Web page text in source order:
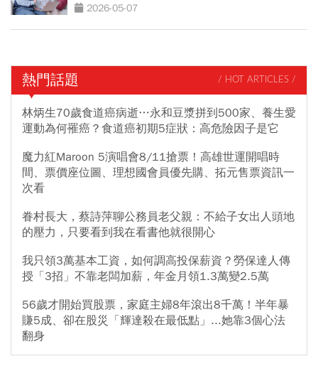
2026-05-07
熱門話題 / HOT ARTICLES /
林炳生70歲食道癌病逝…永和豆漿拼到500家、養生愛
運動為何罹癌？食道癌初期5症狀：高危險因子是它
魔力紅Maroon 5演唱會8/11搶票！高雄世運開唱時
間、票價座位圖、理想國會員優先購、拓元售票資訊一
次看
眷村長大，蔡詩萍聊公務員老父親：不給子女出人頭地
的壓力，只要看到我在看書他就很開心
我只領3萬基本工資，如何調高投保薪資？勞保達人傳
授「3招」不靠老闆加薪，年金月領1.3萬變2.5萬
56歲才開始買股票，家庭主婦8年滾出8千萬！半年暴
賺5成、卻在股災「輝達殺在最低點」...她靠3個心法
翻身